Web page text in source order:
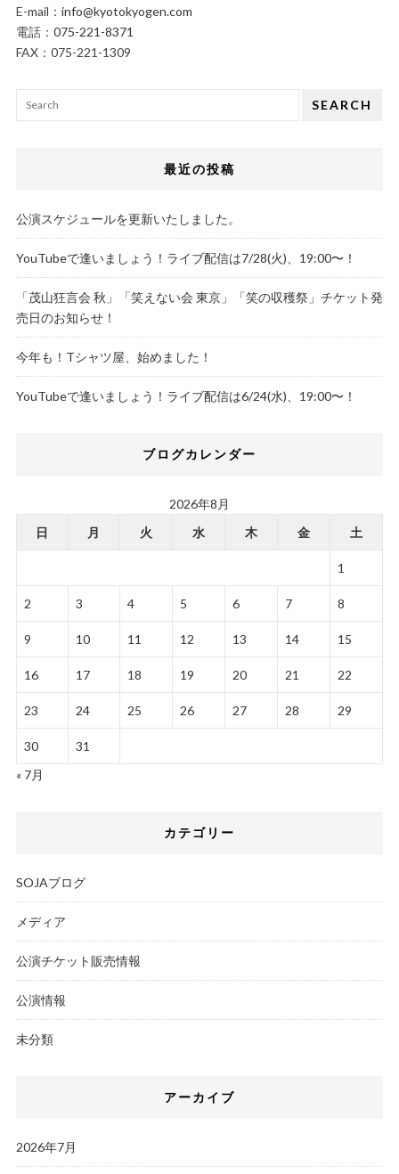
E-mail： info@kyotokyogen.com
電話： 075-221-8371
FAX：075-221-1309
SEARCH
最近の投稿
公演スケジュールを更新いたしました。
YouTubeで逢いましょう！ライブ配信は7/28(火)、19:00〜！
「茂山狂言会 秋」「笑えない会 東京」「笑の収穫祭」チケット発
売日のお知らせ！
今年も！Tシャツ屋、始めました！
YouTubeで逢いましょう！ライブ配信は6/24(水)、19:00〜！
ブログカレンダー
2026年8月
日
月 火 水 木 金 土
1
2 3 4 5 6 7 8
9 10 11 12 13 14 15
16 17 18 19 20 21 22
23 24 25 26 27 28 29
30
31
« 7月
カテゴリー
SOJAブログ
メディア
公演チケット販売情報
公演情報
未分類
アーカイブ
2026年7月